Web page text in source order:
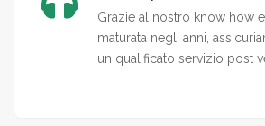
Grazie al nostro know how
maturata negli anni,
un qualificato servizio post